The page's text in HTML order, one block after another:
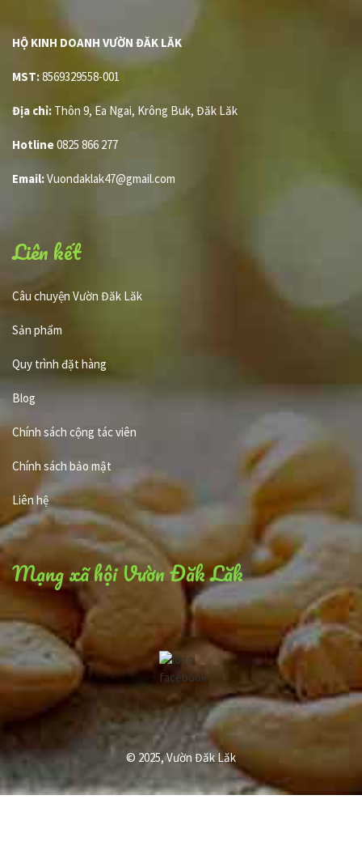
HỘ KINH DOANH VƯỜN ĐĂK LĂK
MST:8569329558-001
Địa chỉ: Thôn 9, Ea Ngai, Krông Buk, Đăk Lăk
Hotline0825 866 277
Email:Vuondaklak47@gmail.com
Liên kết
Câu chuyện Vườn Đăk Lăk
Sản phẩm
Quy trình đặt hàng
Blog
Chính sách cộng tác viên
Chính sách bảo mật
Liên hệ
Mạng xã hội Vườn Đăk Lăk
© 2025,Vườn Đăk Lăk